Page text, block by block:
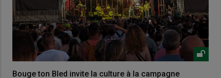
Bouge ton Bled invite la culture à la campagne